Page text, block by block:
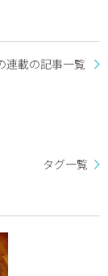
連載の記事一覧
タグ一覧